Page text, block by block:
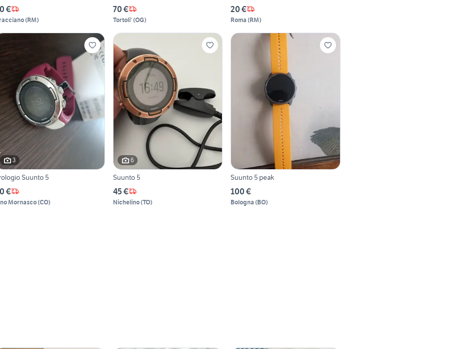
€
(RM)
70 €
Tortoli' (OG)
20 €
Roma (RM)
3
Suunto 5
€
Mornasco(CO)
6
Suunto 5
45 €
Nichelino(TO)
Suunto 5 peak
100 €
Bologna (BO)